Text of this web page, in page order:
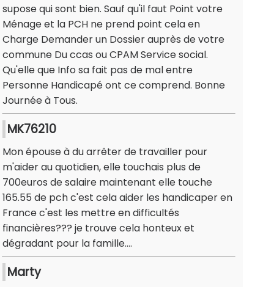
supose qui sont bien. Sauf qu'il faut Point votre
Ménage et la PCH ne prend point cela en
Charge Demander un Dossier auprès de votre
commune Du ccas ou CPAM Service social.
Qu'elle que Info sa fait pas de mal entre
Personne Handicapé ont ce comprend. Bonne
Journée à Tous.
MK76210
Mon épouse à du arrêter de travailler pour
m'aider au quotidien, elle touchais plus de
700euros de salaire maintenant elle touche
165.55 de pch c'est cela aider les handicaper en
France c'est les mettre en difficultés
financières??? je trouve cela honteux et
dégradant pour la famille....
Marty